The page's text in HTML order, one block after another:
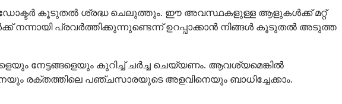
ഡോക്ടർ കൂടുതൽ ശ്രദ്ധ ചെലുത്തും. ഈ അവസ്ഥകളുള്ള ആളുകൾക്ക് മറ്റ്
നന്നായി പ്രവർത്തിക്കുന്നുണ്ടെന്ന് ഉറപ്പാക്കാൻ നിങ്ങൾ കൂടുതൽ അടുത്ത
നേട്ടങ്ങളെയും കുറിച്ച് ചർച്ച ചെയ്യണം. ആവശ്യമെങ്കിൽ
രക്തത്തിലെ പഞ്ചസാരയുടെ അളവിനെയും ബാധിച്ചേക്കാം.